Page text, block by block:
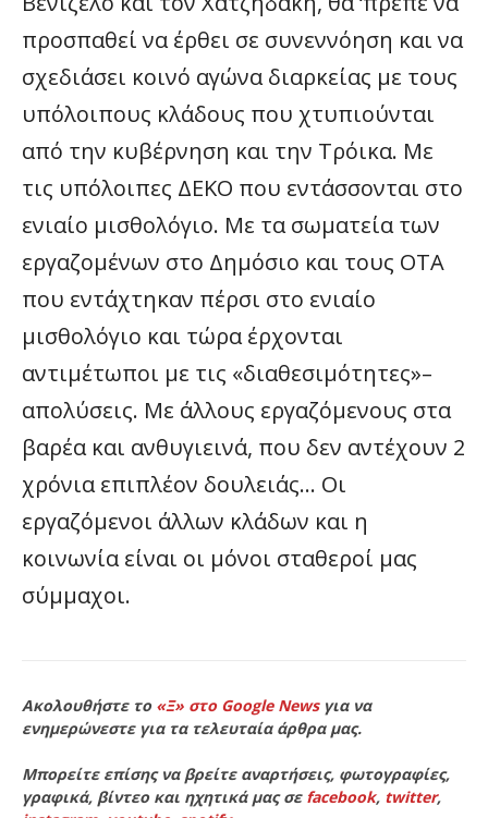
προσπαθεί να έρθει σε συνεννόηση και να
σχεδιάσει κοινό αγώνα διαρκείας με τους
υπόλοιπους κλάδους που χτυπιούνται
από την κυβέρνηση και την Τρόικα. Με
τις υπόλοιπες ΔΕΚΟ που εντάσσονται στο
ενιαίο μισθολόγιο. Με τα σωματεία των
εργαζομένων στο Δημόσιο και τους ΟΤΑ
που εντάχτηκαν πέρσι στο ενιαίο
μισθολόγιο και τώρα έρχονται
αντιμέτωποι με τις «διαθεσιμότητες»–
απολύσεις. Με άλλους εργαζόμενους στα
βαρέα και ανθυγιεινά, που δεν αντέχουν 2
χρόνια επιπλέον δουλειάς… Οι
εργαζόμενοι άλλων κλάδων και η
κοινωνία είναι οι μόνοι σταθεροί μας
σύμμαχοι.
Ακολουθήστε το «Ξ» στο Google Newsγια να
ενημερώνεστε για τα τελευταία άρθρα μας.
Μπορείτε επίσης να βρείτε αναρτήσεις, φωτογραφίες,
γραφικά, βίντεο και ηχητικά μας σε facebook, twitter,